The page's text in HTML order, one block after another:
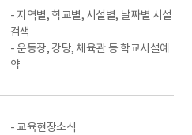
- 지역별, 학교별, 시설별, 날짜별 시설
검색
- 운동장, 강당, 체육관 등 학교시설예
약
- 교육현장소식